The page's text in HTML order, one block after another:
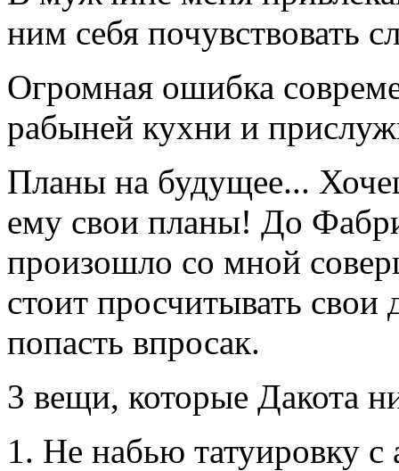
ним себя почувствовать
Огромная ошибка
рабыней кухни и
Планы на будущее...
ему свои планы! До
произошло со мной
стоит просчитывать
попасть впросак.
3 вещи, которые Дакота
1. Не набью татуировку с